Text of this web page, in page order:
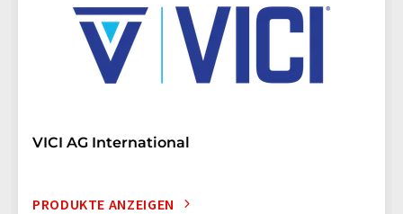
VICI AG International
PRODUKTE ANZEIGEN